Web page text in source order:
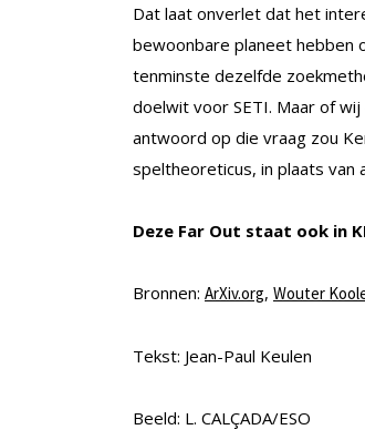
Dat laat onverlet dat het
bewoonbare planeet hebben
tenminste dezelfde
doelwit voor SETI. Maar of
antwoord op die vraag zou
speltheoreticus, in plaats van
Deze Far Out staat ook in
Bronnen: ArXiv.org, Wouter
Tekst: Jean-Paul Keulen
Beeld: L. CALÇADA/ESO